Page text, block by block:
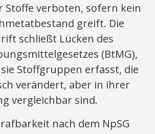
Stoffe verboten, sofern kein
greift. Die
schließt Lücken des
(BtMG),
Stoffgruppen erfasst, die
verändert, aber in ihrer
vergleichbar sind.
nach dem NpSG